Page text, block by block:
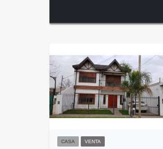
CASA VENTA